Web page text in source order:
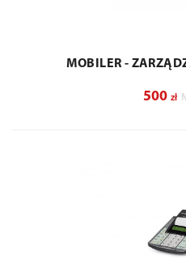
MOBILER -
500 zł